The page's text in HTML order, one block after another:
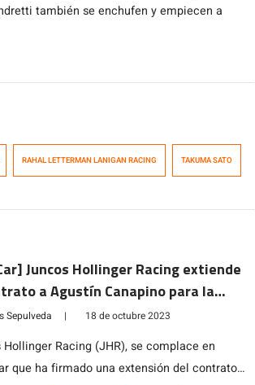
también se enchufen y empiecen a
RAHAL LETTERMAN LANIGAN RACING TAKUMA SATO
Juncos Hollinger Racing extiende
a Agustín Canapino para la
2024
Sepulveda | 18 de octubre 2023
Racing (JHR), se complace en
que ha firmado una extensión del contrato